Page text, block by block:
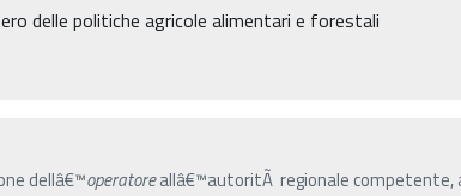
delle politiche agricole alimentari e forestali
dellâ€™operatoreallâ€™autoritÃ regionale competente,